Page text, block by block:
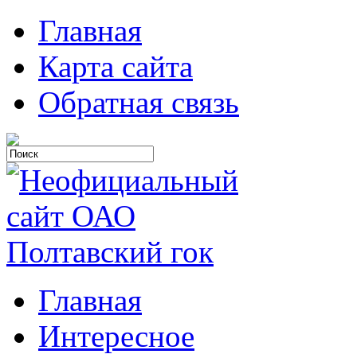
Главная
Карта сайта
Обратная связь
Главная
Интересное